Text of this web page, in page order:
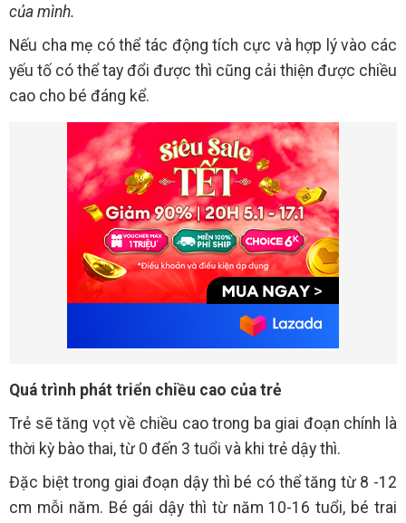
của mình.
Nếu cha mẹ có thể tác động tích cực và hợp lý vào các
yếu tố có thể tay đổi được thì cũng cải thiện được chiều
cao cho bé đáng kể.
Quá trình phát triển chiều cao của trẻ
Trẻ sẽ tăng vọt về chiều cao trong ba giai đoạn chính là
thời kỳ bào thai, từ 0 đến 3 tuổi và khi trẻ dậy thì.
Đặc biệt trong giai đoạn dậy thì bé có thể tăng từ 8 -12
cm mỗi năm. Bé gái dậy thì từ năm 10-16 tuổi, bé trai